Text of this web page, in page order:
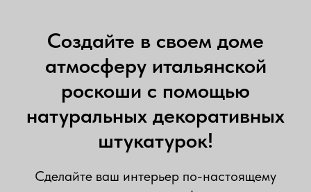
Создайте в своем доме
атмосферу итальянской
роскоши с помощью
натуральных декоративных
штукатурок!
Сделайте ваш интерьер по-настоящему